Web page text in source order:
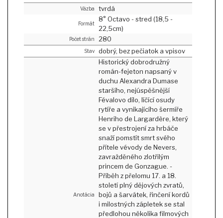
Väzba
tvrdá
Formát
8° Octavo - stred (18,5 -
22,5cm)
Počet strán 280
Stav dobrý, bez pečiatok a vpisov
Anotácia
Historický dobrodružný
román-fejeton napsaný v
duchu Alexandra Dumase
staršího, nejúspěšnější
Févalovo dílo, líčící osudy
rytíře a vynikajícího šermíře
Henriho de Largardère, který
se v přestrojení za hrbáče
snaží pomstít smrt svého
přítele vévody de Nevers,
zavražděného zlotřilým
princem de Gonzague. -
Příběh z přelomu 17. a 18.
století plný dějových zvratů,
bojů a šarvátek, řinčení kordů
i milostných zápletek se stal
předlohou několika filmových